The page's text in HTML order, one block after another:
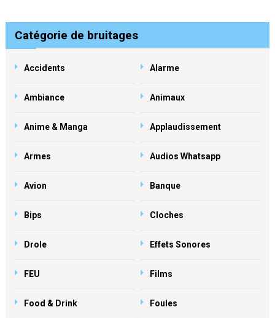
Catégorie de bruitages
Accidents Alarme
Ambiance Animaux
Anime & Manga Applaudissement
Armes Audios Whatsapp
Avion Banque
Bips Cloches
Drole Effets Sonores
FEU Films
Food & Drink Foules